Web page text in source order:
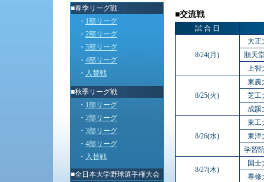
■春季リーグ戦
・ 1部リーグ
・ 2部リーグ
・ 3部リーグ
・ 4部リーグ
・ 入替戦
■秋季リーグ戦
・ 1部リーグ
・ 2部リーグ
・ 3部リーグ
・ 4部リーグ
・ 入替戦
■全日本大学野球選手権大会
■交流戦
試 合 日
8/24(月)
大正
順天
上智
8/25(火)
東農
芝工
成蹊
8/26(水)
東工
東洋
学習
8/27(木)
国士
専修